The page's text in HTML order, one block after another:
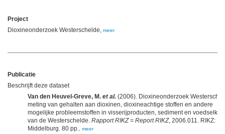
Project
Dioxineonderzoek Westerschelde, meer
Publicatie
Beschrijft deze dataset
Van den Heuvel-Greve, M. et al. (2006). Dioxineonderzoek
meting van gehalten aan dioxinen, dioxineachtige stoffen en andere
mogelijke probleemstoffen in visserijproducten, sediment en
van de Westerschelde. Rapport RIKZ = Report RIKZ, 2006.011. RIKZ:
Middelburg. 80 pp., meer